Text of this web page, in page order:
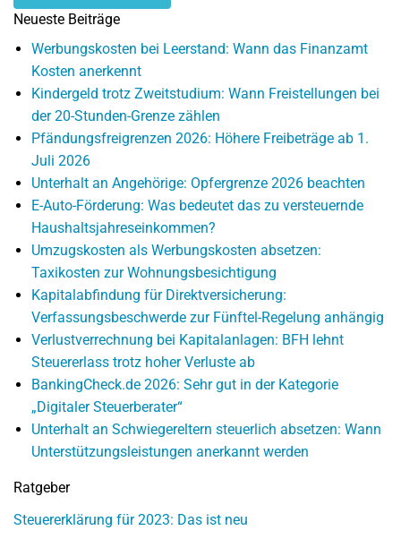
Neueste Beiträge
Werbungskosten bei Leerstand: Wann das Finanzamt
Kosten anerkennt
Kindergeld trotz Zweitstudium: Wann Freistellungen bei
der 20-Stunden-Grenze zählen
Pfändungsfreigrenzen 2026: Höhere Freibeträge ab 1.
Juli 2026
Unterhalt an Angehörige: Opfergrenze 2026 beachten
E-Auto-Förderung: Was bedeutet das zu versteuernde
Haushaltsjahreseinkommen?
Umzugskosten als Werbungskosten absetzen:
Taxikosten zur Wohnungsbesichtigung
Kapitalabfindung für Direktversicherung:
Verfassungsbeschwerde zur Fünftel-Regelung anhängig
Verlustverrechnung bei Kapitalanlagen: BFH lehnt
Steuererlass trotz hoher Verluste ab
BankingCheck.de 2026: Sehr gut in der Kategorie
„Digitaler Steuerberater“
Unterhalt an Schwiegereltern steuerlich absetzen: Wann
Unterstützungsleistungen anerkannt werden
Ratgeber
Steuererklärung für 2023: Das ist neu